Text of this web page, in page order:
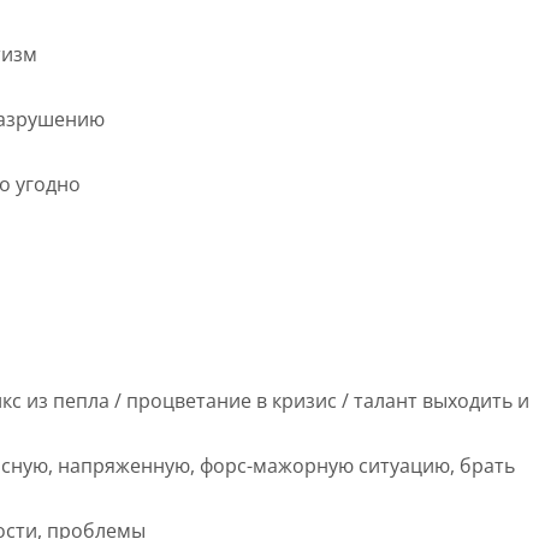
угодно
из пепла / процветание в кризис / талант выходить и
напряженную, форс-мажорную ситуацию, брать
проблемы